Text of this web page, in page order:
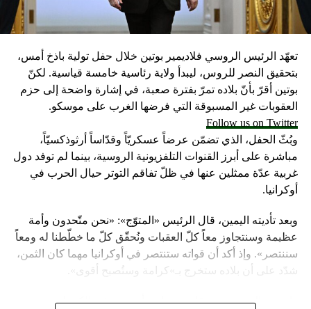
تعهّد الرئيس الروسي فلاديمير بوتين خلال حفل تولية باذخ أمس،
بتحقيق النصر للروس، ليبدأ ولاية رئاسية خامسة قياسية. لكنّ
بوتين أقرّ بأنّ بلاده تمرّ بفترة صعبة، في إشارة واضحة إلى حزم
العقوبات غير المسبوقة التي فرضها الغرب على موسكو.
Follow us on Twitter
وبُثّ الحفل، الذي تضمّن عرضاً عسكريّاً وقدّاساً أرثوذكسيّاً،
مباشرة على أبرز القنوات التلفزيونية الروسية، بينما لم توفد دول
غربية عدّة ممثلين عنها في ظلّ تفاقم التوتر حيال الحرب في
أوكرانيا.
وبعد تأديته اليمين، قال الرئيس «المتوّج»: «نحن متّحدون وأمة
عظيمة وسنتجاوز معاً كلّ العقبات ونُحقّق كلّ ما خطّطنا له ومعاً
سننتصر». وإذ أكد أن قواته ستنتصر في أوكرانيا مهما كان الثمن،
شدّد على أن بلاده ستخرج بـ»كرامة وستُصبح أقوى».
واعتبر «القيصر» من قاعة «سانت أندروز» في الكرملين، حيث